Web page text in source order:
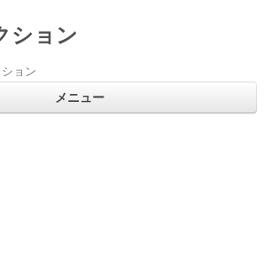
ション
ョン
メニュー